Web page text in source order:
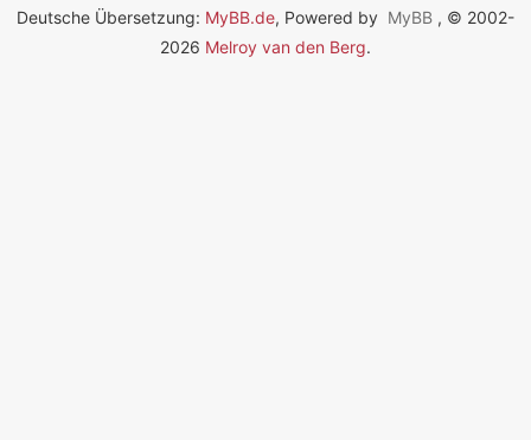
Deutsche Übersetzung: MyBB.de, Powered by MyBB , © 2002-
2026 Melroy van den Berg.